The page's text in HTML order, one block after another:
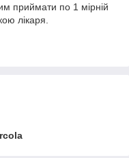
приймати по 1 мірній
лікаря.